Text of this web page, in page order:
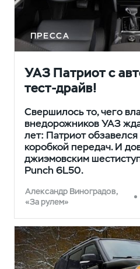
ПРЕССА
УАЗ Патриот с
тест-драйв!
Свершилось то, чего
внедорожников УАЗ
лет: Патриот
коробкой передач. И
джиэмовским
Punch 6L50.
Александр Виноградов,
«За рулем»